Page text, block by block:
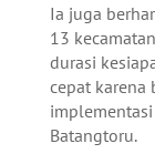
Ia juga
13
durasi
cepat karena
Batangtoru.